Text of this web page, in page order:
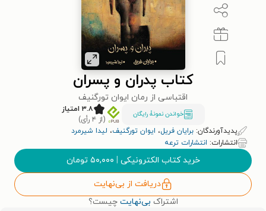
کتاب پدران و پسران
اقتباسی از رمان ایوان تورگنیف
خواندن نمونۀ رایگان
۳.۸ امتیاز
(از ۴ رأی)
پدیدآورندگان: برایان فریل، ایوان تورگنیف، لیدا شیرمرد
انتشارات: انتشارات ترعه
خرید کتاب الکترونیکی | ۵۰,۰۰۰ تومان
دریافت از بی‌نهایت
اشتراک بی‌نهایت چیست؟